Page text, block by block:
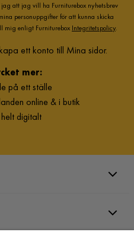
att jag vill ha Furniturebox nyhetsbrev
personuppgifter för att kunna skicka
mig enligt Furniturebox Integritetspolicy.
ett konto till Mina sidor.
mer:
på ett ställe
online & i butik
digitalt